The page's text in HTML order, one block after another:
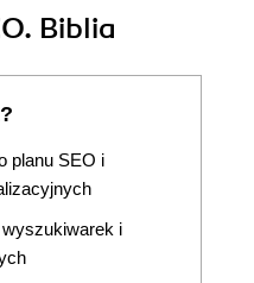
Biblia
planu SEO i
wyszukiwarek i